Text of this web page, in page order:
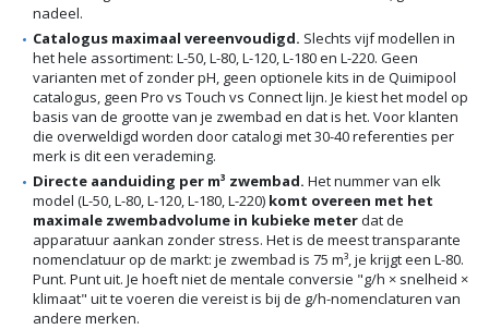
nadeel.
Catalogus maximaal vereenvoudigd. Slechts vijf modellen in
het hele assortiment: L-50, L-80, L-120, L-180 en L-220. Geen
varianten met of zonder pH, geen optionele kits in de Quimipool
catalogus, geen Pro vs Touch vs Connect lijn. Je kiest het model op
basis van de grootte van je zwembad en dat is het. Voor klanten
die overweldigd worden door catalogi met 30-40 referenties per
merk is dit een verademing.
Directe aanduiding per m³ zwembad. Het nummer van elk
model (L-50, L-80, L-120, L-180, L-220) komt overeen met het
maximale zwembadvolume in kubieke meterdat de
apparatuur aankan zonder stress. Het is de meest transparante
nomenclatuur op de markt: je zwembad is 75 m³, je krijgt een L-80.
Punt. Punt uit. Je hoeft niet de mentale conversie "g/h × snelheid ×
klimaat" uit te voeren die vereist is bij de g/h-nomenclaturen van
andere merken.